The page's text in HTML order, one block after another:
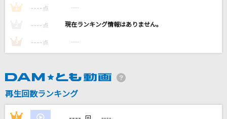
ロメオ(ビデオクリップバージョン)
LIP×LIP(勇次郎・愛蔵/CV:内山昂輝・島崎信長)
[生音]ロビンソン
平井堅
1 ---- 点 ----
---- 点 ----
3 ---- 点 ----
再生回数ランキング
1 ----